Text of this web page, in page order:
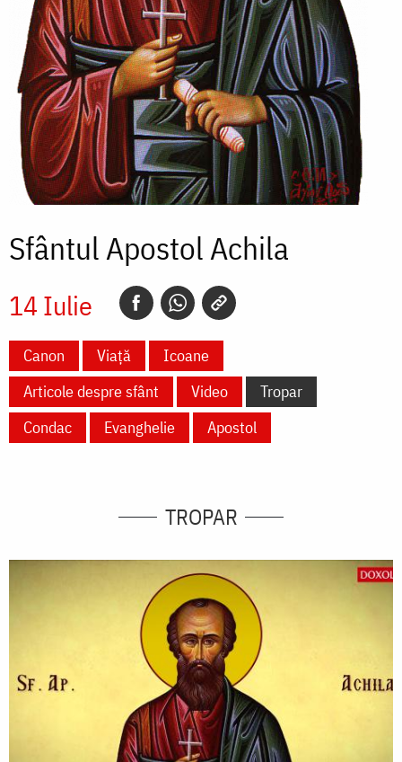
Sfântul Apostol Achila
14 Iulie
Canon Viață
Icoane
Articole despre sfânt
Video
Tropar
Condac
Evanghelie Apostol
TROPAR